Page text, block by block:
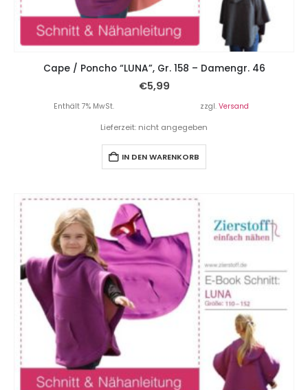
Cape / Poncho “LUNA”, Gr. 158 – Damengr. 46
€5,99
Enthält 7% MwSt. zzgl. Versand
Lieferzeit: nicht angegeben
IN DEN WARENKORB